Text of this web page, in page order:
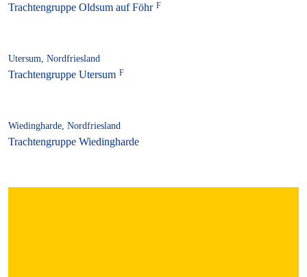
Trachtengruppe Oldsum auf Föhr
Utersum, Nordfriesland
Trachtengruppe Utersum
Wiedingharde, Nordfriesland
Trachtengruppe Wiedingharde